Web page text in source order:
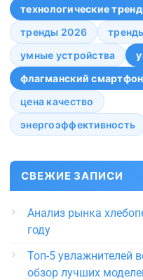
технологические
тренды 2026
умные устройства
флагманский смартфон
цена качество
энергоэффективность
СВЕЖИЕ ЗАПИСИ
Анализ рынка
году
Топ-5 увлажнителей
обзор лучших